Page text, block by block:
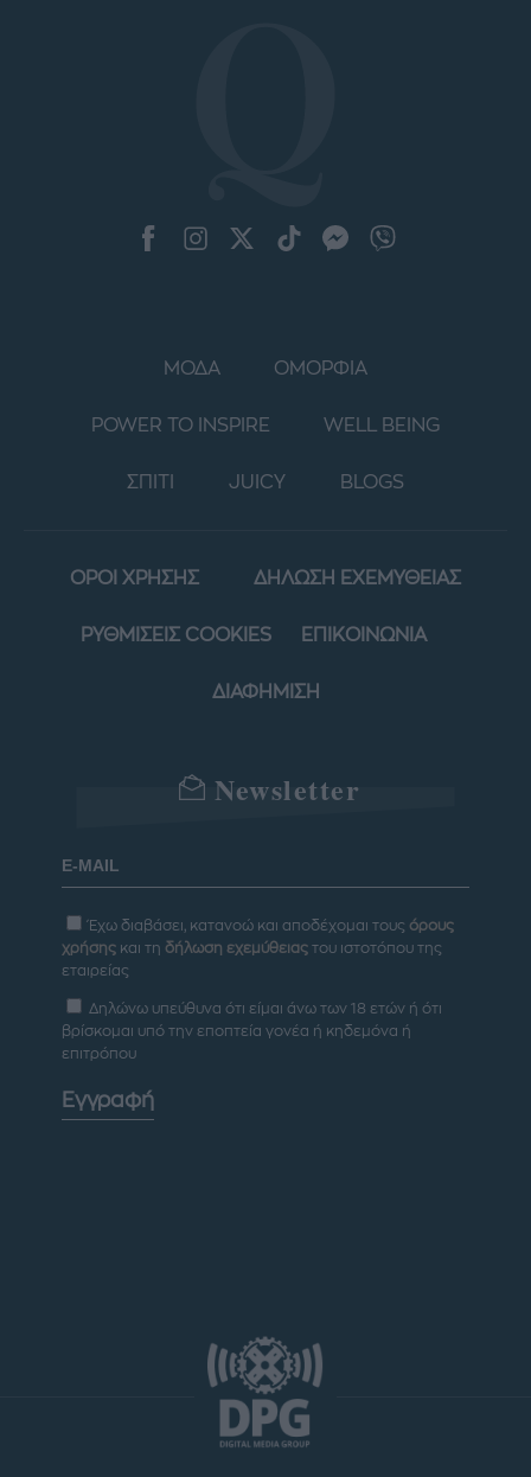
ΜΟΔΑ ΟΜΟΡΦΙΑ
POWER TO INSPIRE WELL BEING
ΣΠΙΤΙ JUICY BLOGS
ΟΡΟΙ ΧΡΗΣΗΣ ΔΗΛΩΣΗ ΕΧΕΜΥΘΕΙΑΣ
ΡΥΘΜΙΣΕΙΣ COOKIES ΕΠΙΚΟΙΝΩΝΙΑ
ΔΙΑΦΗΜΙΣΗ
Newsletter
Έχω διαβάσει, κατανοώ και αποδέχομαι τους όρους
χρήσης και τη δήλωση εχεμύθειας του ιστοτόπου της
εταιρείας
Δηλώνω υπεύθυνα ότι είμαι άνω των 18 ετών ή ότι
βρίσκομαι υπό την εποπτεία γονέα ή κηδεμόνα ή
επιτρόπου
Εγγραφή